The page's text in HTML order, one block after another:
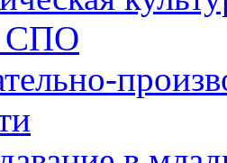
СПО